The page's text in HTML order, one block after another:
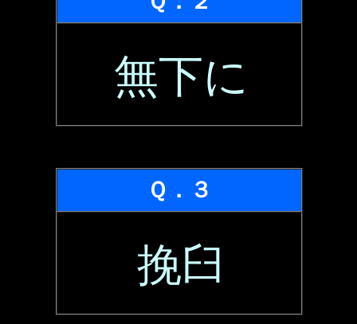
無下に
Ｑ．３
挽臼